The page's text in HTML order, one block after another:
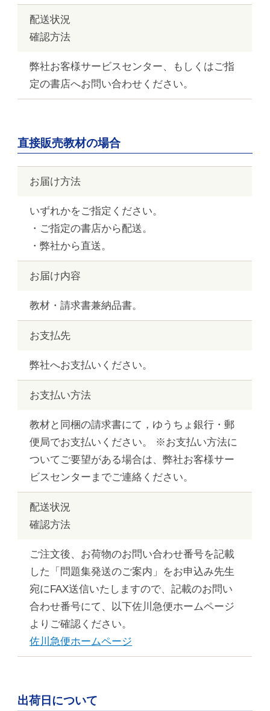
配送状況
確認方法
弊社お客様サービスセンター、もしくはご指
定の書店へお問い合わせください。
直接販売教材の場合
お届け方法
いずれかをご指定ください。
・ご指定の書店から配送。
・弊社から直送。
お届け内容
教材・請求書兼納品書。
お支払先
弊社へお支払いください。
お支払い方法
教材と同梱の請求書にて，ゆうちょ銀行・郵
便局でお支払いください。 ※お支払い方法に
ついてご要望がある場合は、弊社お客様サー
ビスセンターまでご連絡ください。
配送状況
確認方法
ご注文後、お荷物のお問い合わせ番号を記載
した「問題集発送のご案内」をお申込み先生
宛にFAX送信いたしますので、記載のお問い
合わせ番号にて、以下佐川急便ホームページ
よりご確認ください。
佐川急便ホームページ
出荷日について